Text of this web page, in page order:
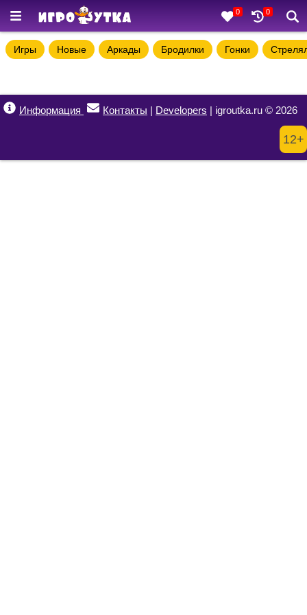
0 0
Игры Новые Аркады Бродилки Гонки
Информация Контакты | Developers | igroutka.ru © 2026
12+